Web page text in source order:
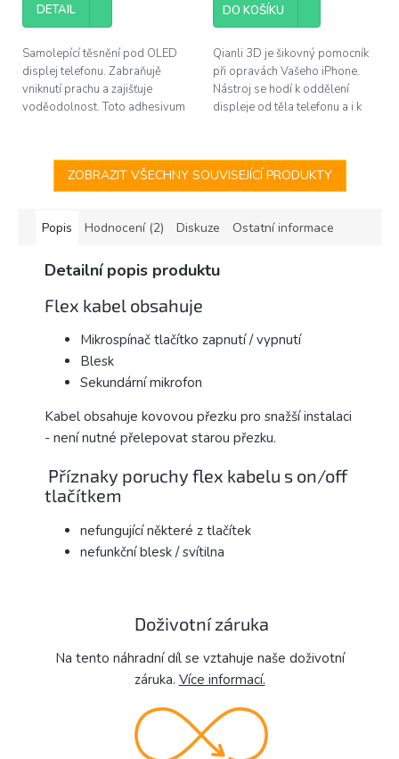
DETAIL
Samolepící těsnění pod OLED
displej telefonu. Zabraňujě
vniknutí prachu a zajišťuje
voděodolnost. Toto adhesivum
Apple...
DO KOŠÍKU
Qianli 3D je šikovný pomocník
při opravách Vašeho iPhone.
Nástroj se hodí k oddělení
displeje od těla telefonu a i k
ZOBRAZIT VŠECHNY SOUVISEJÍCÍ PRODUKTY
Popis Hodnocení (2) Diskuze Ostatní informace
Detailní popis produktu
Flex kabel obsahuje
Mikrospínač tlačítko zapnutí / vypnutí
Blesk
Sekundární mikrofon
Kabel obsahuje kovovou přezku pro snažší instalaci
- není nutné přelepovat starou přezku.
Příznaky poruchy flex kabelu s on/off
tlačítkem
nefungující některé z tlačítek
nefunkční blesk / svítilna
Doživotní záruka
Na tento náhradní díl se vztahuje naše doživotní
záruka. Více informací.